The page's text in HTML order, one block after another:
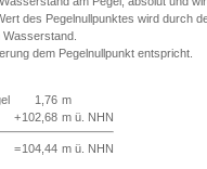
des Pegelnullpunktes wird durch
dem Pegelnullpunkt entspricht.
1,76 m
+102,68 m ü. NHN
=104,44 m ü. NHN